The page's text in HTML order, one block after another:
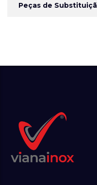
Peças de